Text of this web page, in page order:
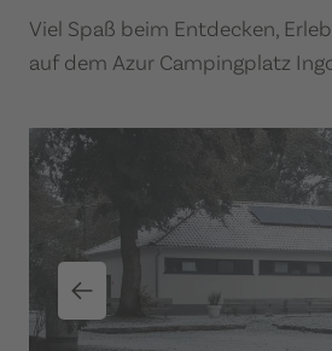
Viel Spaß beim Entdecken,
auf dem Azur Campingplatz